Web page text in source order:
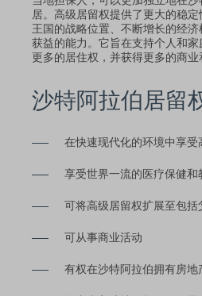
居。高级居留权提供了更大的稳
王国的战略位置、不断增长的经
获益的能力。它旨在支持个人和
更多的居住权，并获得更多的商业
沙特阿拉伯居留
在快速现代化的环境中享受
享受世界一流的医疗保健和
可将高级居留权扩展至包括
可从事商业活动
有权在沙特阿拉伯拥有房地